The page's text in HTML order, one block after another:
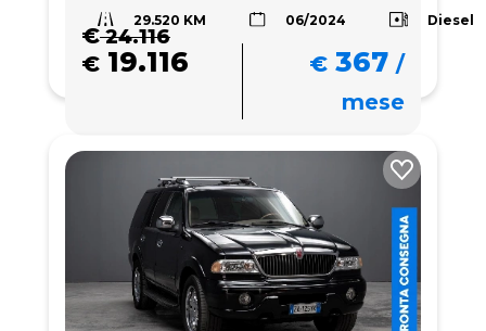
29.520 KM 06/2024 Diesel
€24.116
€ 19.116 € 367 /
mese